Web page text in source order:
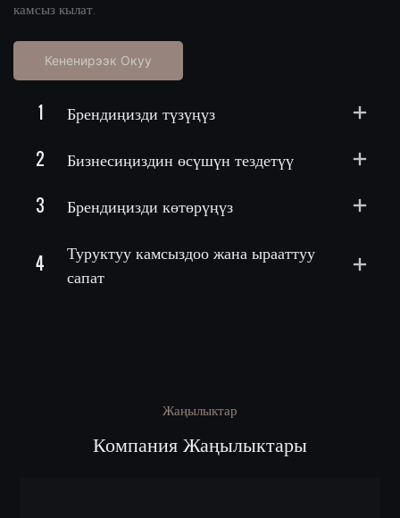
камсыз кылат.
Кененирээк Окуу
1
Брендиңизди түзүңүз
2
Бизнесиңиздин өсүшүн тездетүү
3
Брендиңизди көтөрүңүз
4
Туруктуу камсыздоо жана ырааттуу
сапат
Жаңылыктар
Компания Жаңылыктары